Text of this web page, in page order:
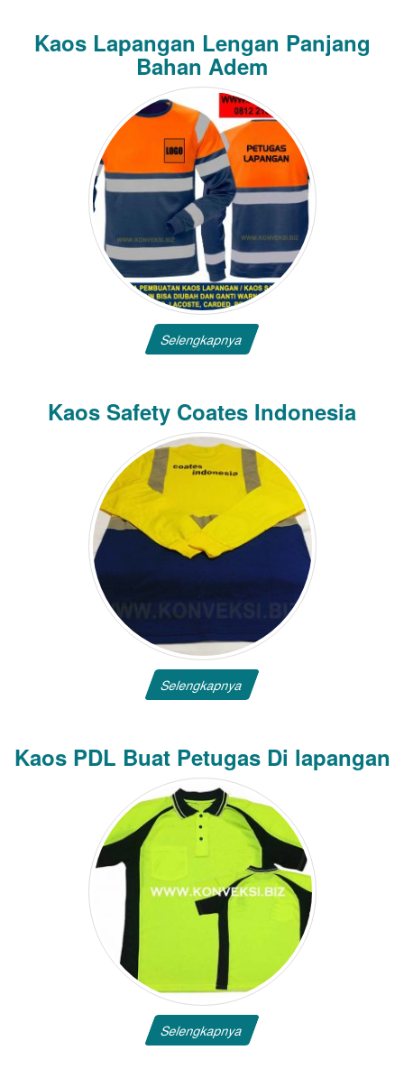
Kaos Lapangan Lengan Panjang
Bahan Adem
Selengkapnya
Kaos Safety Coates Indonesia
Selengkapnya
Kaos PDL Buat Petugas Di lapangan
Selengkapnya